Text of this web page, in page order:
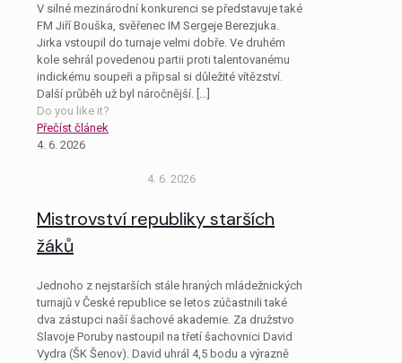
V silné mezinárodní konkurenci se představuje také
FM Jiří Bouška, svěřenec IM Sergeje Berezjuka.
Jirka vstoupil do turnaje velmi dobře. Ve druhém
kole sehrál povedenou partii proti talentovanému
indickému soupeři a připsal si důležité vítězství.
Další průběh už byl náročnější. […]
Do you like it?
Přečíst článek
4. 6. 2026
4. 6. 2026
Mistrovství republiky starších
žáků
Jednoho z nejstarších stále hraných mládežnických
turnajů v České republice se letos zúčastnili také
dva zástupci naší šachové akademie. Za družstvo
Slavoje Poruby nastoupil na třetí šachovnici David
Vydra (ŠK Šenov). David uhrál 4,5 bodu a výrazně